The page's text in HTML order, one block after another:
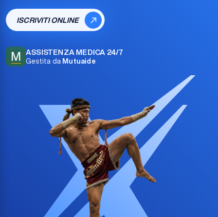
ISCRIVITI ONLINE
M ASSISTENZA MEDICA 24/7
Gestita da Mutuaide